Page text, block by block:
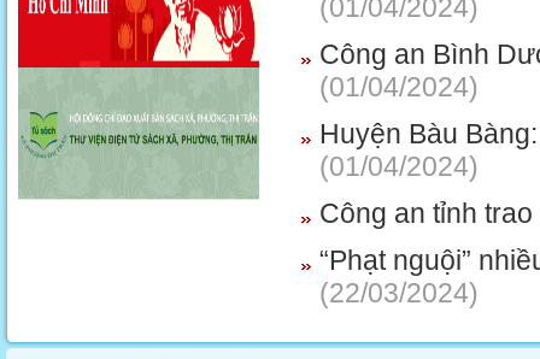
(01/04/2024)
Công an Bình
(01/04/2024)
Huyện Bàu
(01/04/2024)
Công an tỉnh
“Phạt nguội”
(22/03/2024)